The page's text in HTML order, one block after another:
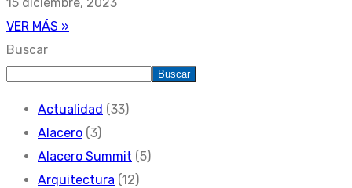
VER MÁS »
Buscar
Buscar
Actualidad (33)
Alacero (3)
Alacero Summit (5)
Arquitectura (12)